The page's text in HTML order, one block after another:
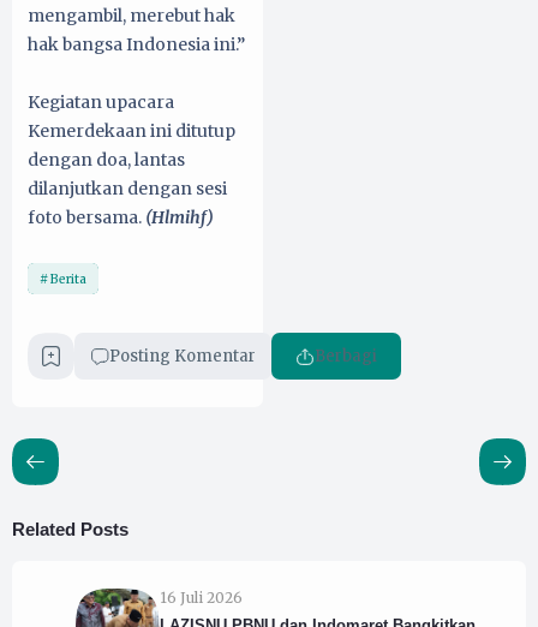
mengambil, merebut hak
hak bangsa Indonesia ini.”
Kegiatan upacara
Kemerdekaan ini ditutup
dengan doa, lantas
dilanjutkan dengan sesi
foto bersama. (Hlmihf)
Berita
Posting Komentar Berbagi
Related Posts
16 Juli 2026